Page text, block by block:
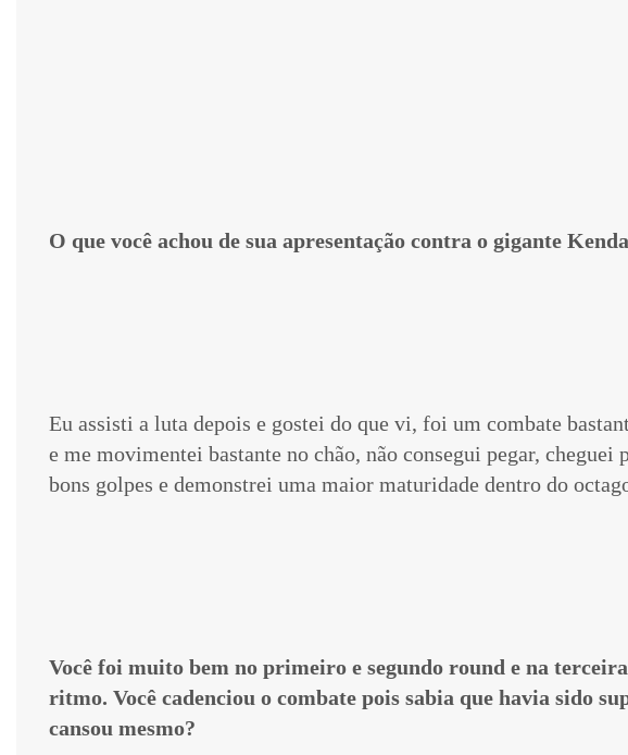
O que você achou de sua apresentação contra o gigante
Eu assisti a luta depois e gostei do que vi, foi um combate
e me movimentei bastante no chão, não consegui pegar, cheguei
bons golpes e demonstrei uma maior maturidade dentro do
Você foi muito bem no primeiro e segundo round e na
ritmo. Você cadenciou o combate pois sabia que havia sido
cansou mesmo?